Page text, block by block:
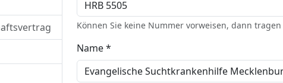
Können Sie keine Nummer vorweisen, dann
Name *